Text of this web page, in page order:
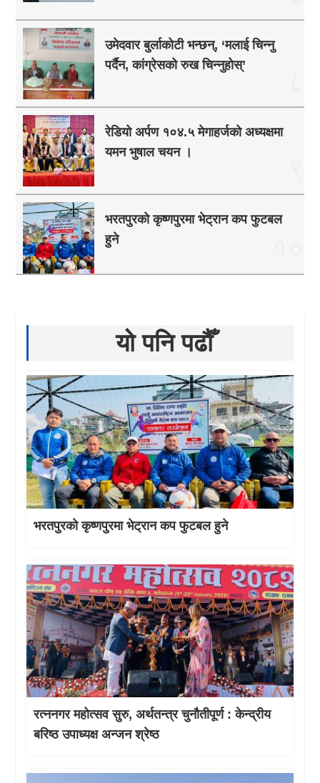
उमेदवार बुर्लाकोटी भन्छन्, ‘मलाई चिन्नु
पर्दैन, कांग्रेसको रुख चिन्नुहोस्’
रेडियो अर्पण १०४.५ मेगाहर्जको अध्यक्षमा
यमन भुषाल चयन ।
भरतपुरको कृष्णपुरमा भेट्रान कप फुटबल
हुने
यो पनि पढौँ
भरतपुरको कृष्णपुरमा भेट्रान कप फुटबल हुने
रत्ननगर महोत्सव सुरु, अर्थतन्त्र चुनौतीपूर्ण : केन्द्रीय
बरिष्ठ उपाध्यक्ष अन्जन श्रेष्ठ